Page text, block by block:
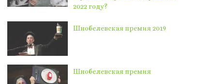
2022 году?
Шнобелевская премия 2019
Шнобелевская премия